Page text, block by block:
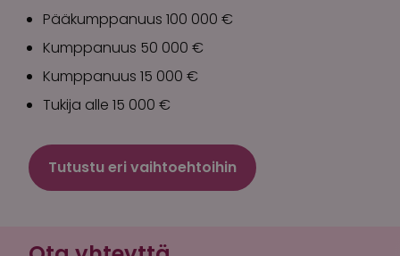
Pääkumppanuus 100 000 €
Kumppanuus 50 000 €
Kumppanuus 15 000 €
Tukija alle 15 000 €
Tutustu eri vaihtoehtoihin